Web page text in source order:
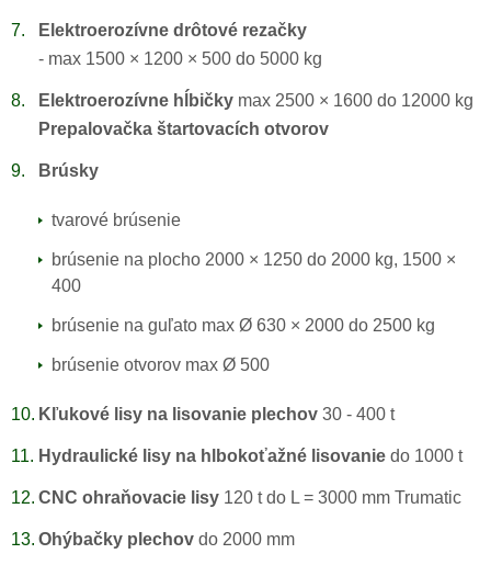
Elektroerozívne drôtové rezačky
- max 1500 × 1200 × 500 do 5000 kg
Elektroerozívne hĺbičky max 2500 × 1600 do 12000 kg
Prepalovačka štartovacích otvorov
Brúsky
tvarové brúsenie
brúsenie na plocho 2000 × 1250 do 2000 kg, 1500 ×
400
brúsenie na guľato max Ø 630 × 2000 do 2500 kg
brúsenie otvorov max Ø 500
Kľukové lisy na lisovanie plechov 30 - 400 t
Hydraulické lisy na hlbokoťažné lisovanie do 1000 t
CNC ohraňovacie lisy 120 t do L = 3000 mm Trumatic
Ohýbačky plechov do 2000 mm